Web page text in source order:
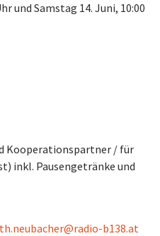
und Samstag 14. Juni, 10:00
Kooperationspartner / für
inkl. Pausengetränke und
b138.at